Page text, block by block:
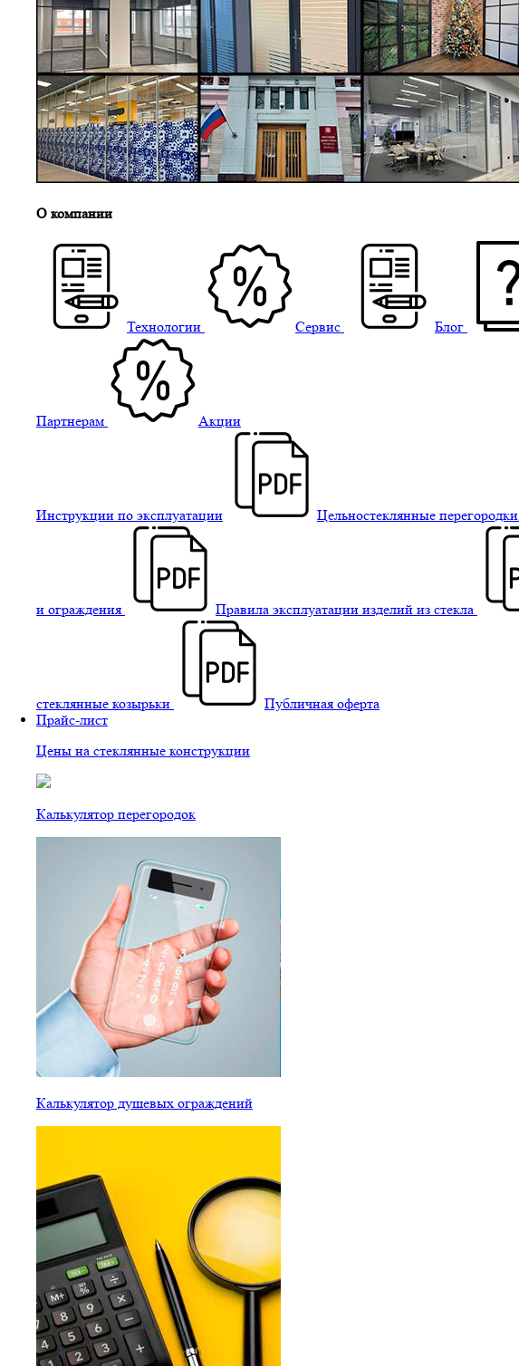
О компании
Технологии Сервис Блог
Партнерам Акции
Инструкции по эксплуатации Цельностеклянные перегородки
и ограждения Правила эксплуатации изделий из стекла
стеклянные козырьки
Публичная оферта
Прайс-лист
Цены на стеклянные конструкции
Калькулятор перегородок
Калькулятор душевых ограждений